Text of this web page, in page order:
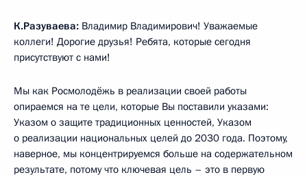
К.Разуваева: Владимир Владимирович! Уважаемые
коллеги! Дорогие друзья! Ребята, которые сегодня
присутствуют с нами!
Мы как Росмолодёжь в реализации своей работы
опираемся на те цели, которые Вы поставили указами:
Указом о защите традиционных ценностей, Указом
о реализации национальных целей до 2030 года. Поэтому,
наверное, мы концентрируемся больше на содержательном
результате, потому что ключевая цель – это в первую